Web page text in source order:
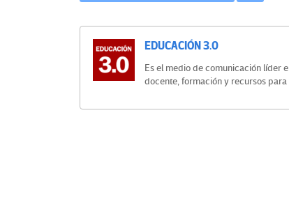
EDUCACIÓN 3.0
Es el medio de comunicación líder
docente, formación y recursos para